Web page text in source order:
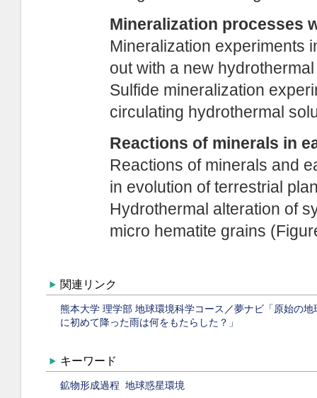
関連リンク
熊本大学 理学部 地球環境科学コース ／夢ナビ「原始の地
に初めて降った雨は何をもたらした？」
キーワード
鉱物形成過程 地球惑星環境